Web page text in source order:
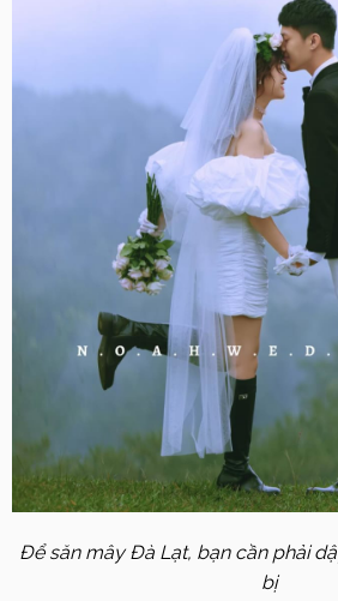
Để săn mây Đà Lạt, bạn cần phải
bị